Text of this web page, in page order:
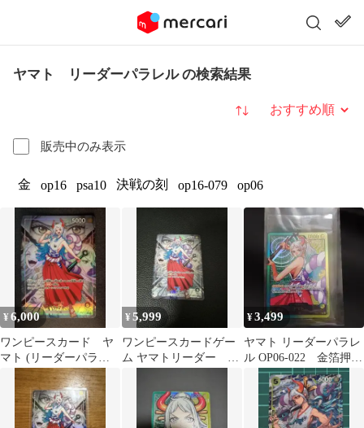
ヤマト リーダーパラレル の検索結果
販売中のみ表示
並び替え
金 op16 psa10 決戦の刻 op16-079 op06
¥6,000
ワンピースカード ヤ
マト (リーダーパラレ
ル) OP16-079 P-L
¥5,999
ワンピースカードゲー
ム ヤマトリーダー パ
¥3,499
ヤマト リーダーパラレ
ル OP06-022 金箔押
し 未開封 ②